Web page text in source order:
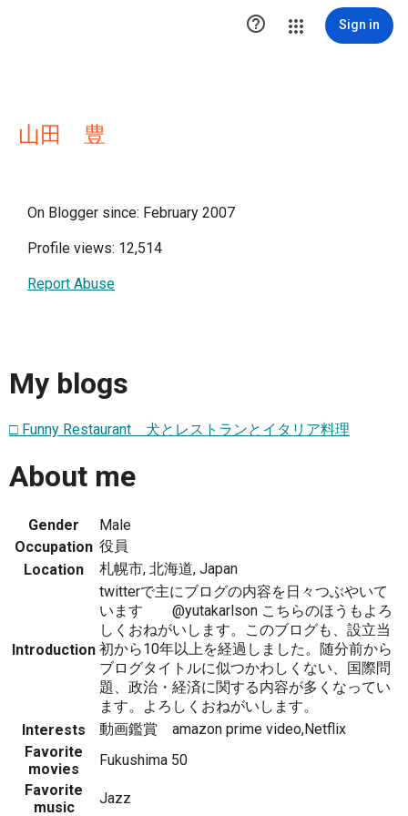
 Sign in
山田 豊
On Blogger since: February 2007
Profile views: 12,514
Report Abuse
My blogs
□ Funny Restaurant 犬とレストランとイタリア料理
About me
Gender
Male
Occupation 役員
Location
札幌市, 北海道, Japan
Introduction
twitterで主にブログの内容を日々つぶやいて
います @yutakarlson こちらのほうもよろ
しくおねがいします。このブログも、設立当
初から10年以上を経過しました。随分前から
ブログタイトルに似つかわしくない、国際問
題、政治・経済に関する内容が多くなってい
ます。よろしくおねがいします。
Interests
動画鑑賞 amazon prime video,Netflix
Favorite
movies
Fukushima 50
Favorite
music
Jazz